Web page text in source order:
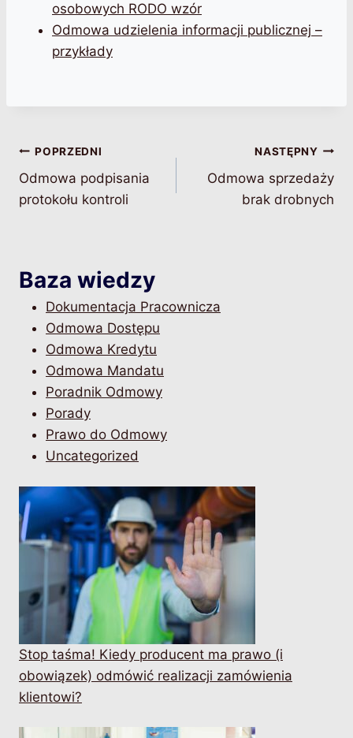
osobowych RODO wzór
Odmowa udzielenia informacji publicznej –
przykłady
Nawigacja
wpisu
POPRZEDNI
Odmowa podpisania
protokołu kontroli
NASTĘPNY
Odmowa sprzedaży
brak drobnych
Baza wiedzy
Dokumentacja Pracownicza
Odmowa Dostępu
Odmowa Kredytu
Odmowa Mandatu
Poradnik Odmowy
Porady
Prawo do Odmowy
Uncategorized
Stop taśma! Kiedy producent ma prawo (i
obowiązek) odmówić realizacji zamówienia
klientowi?